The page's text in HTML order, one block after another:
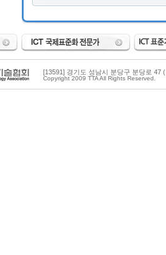
[13591] 경기도 성남시 분당구 분당로 47
Copyright 2009 TTA All Rights Reserved.